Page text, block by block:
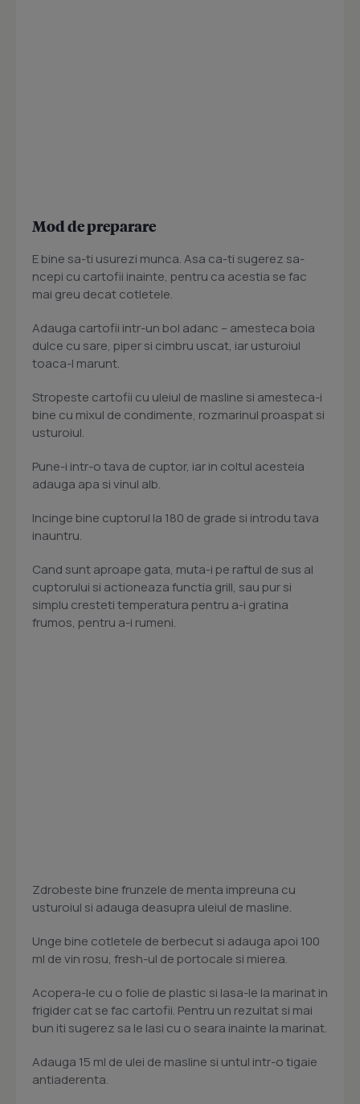
Mod de preparare
E bine sa-ti usurezi munca. Asa ca-ti sugerez sa-
ncepi cu cartofii inainte, pentru ca acestia se fac
mai greu decat cotletele.
Adauga cartofii intr-un bol adanc – amesteca boia
dulce cu sare, piper si cimbru uscat, iar usturoiul
toaca-l marunt.
Stropeste cartofii cu uleiul de masline si amesteca-i
bine cu mixul de condimente, rozmarinul proaspat si
usturoiul.
Pune-i intr-o tava de cuptor, iar in coltul acesteia
adauga apa si vinul alb.
Incinge bine cuptorul la 180 de grade si introdu tava
inauntru.
Cand sunt aproape gata, muta-i pe raftul de sus al
cuptorului si actioneaza functia grill, sau pur si
simplu cresteti temperatura pentru a-i gratina
frumos, pentru a-i rumeni.
Zdrobeste bine frunzele de menta impreuna cu
usturoiul si adauga deasupra uleiul de masline.
Unge bine cotletele de berbecut si adauga apoi 100
ml de vin rosu, fresh-ul de portocale si mierea.
Acopera-le cu o folie de plastic si lasa-le la marinat in
frigider cat se fac cartofii. Pentru un rezultat si mai
bun iti sugerez sa le lasi cu o seara inainte la marinat.
Adauga 15 ml de ulei de masline si untul intr-o tigaie
antiaderenta.